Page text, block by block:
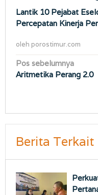
Lantik 10 Pejabat
Percepatan Kinerja
oleh porostimur.com
Navigasi
pos
Pos sebelumnya
Aritmetika Perang 2.0
Berita Terkait